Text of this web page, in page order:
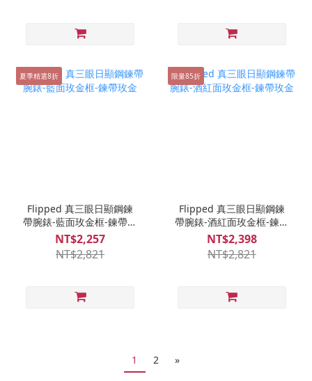
夏季精選8折
Flipped 真三眼日顯鋼鍊
帶腕錶-藍面玫金框-鍊帶玫
金
NT$2,257
NT$2,821
限量85折
Flipped 真三眼日顯鋼鍊
帶腕錶-酒紅面玫金框-鍊帶
玫金
NT$2,398
NT$2,821
1 2 »